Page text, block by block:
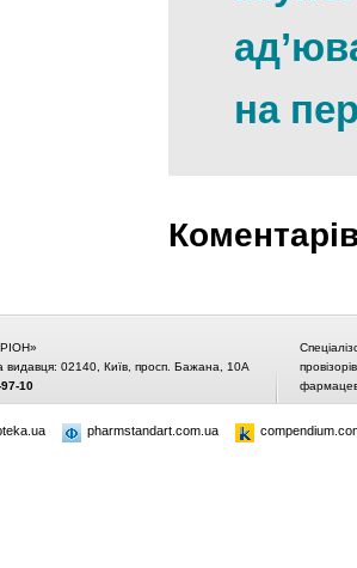
на
видавця: 02140, Київ, просп. Бажана, 10А
10
pharmstandart.com.ua